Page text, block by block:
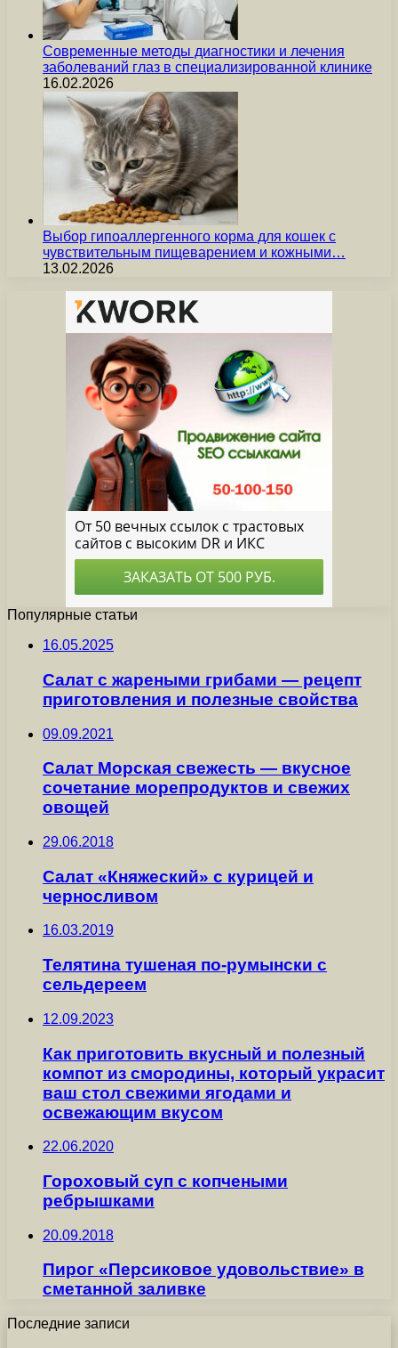
Современные методы диагностики и лечения
заболеваний глаз в специализированной клинике
16.02.2026
Выбор гипоаллергенного корма для кошек с
чувствительным пищеварением и кожными…
13.02.2026
Популярные статьи
16.05.2025
Салат с жареными грибами — рецепт
приготовления и полезные свойства
09.09.2021
Салат Морская свежесть — вкусное
сочетание морепродуктов и свежих
овощей
29.06.2018
Салат «Княжеский» с курицей и
черносливом
16.03.2019
Телятина тушеная по-румынски с
сельдереем
12.09.2023
Как приготовить вкусный и полезный
компот из смородины, который украсит
ваш стол свежими ягодами и
освежающим вкусом
22.06.2020
Гороховый суп с копчеными
ребрышками
20.09.2018
Пирог «Персиковое удовольствие» в
сметанной заливке
Последние записи